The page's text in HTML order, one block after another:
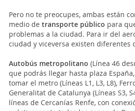
Pero no te preocupes, ambas están
medio de transporte público para
problemas a la ciudad. Para ir del
ciudad y viceversa existen diferentes
Autobús metropolitano (Línea 46
que podrás llegar hasta plaza
tomar el metro (Líneas L1, L3, L8),
Generalitat de Catalunya (Líneas S3,
líneas de Cercanías Renfe, con